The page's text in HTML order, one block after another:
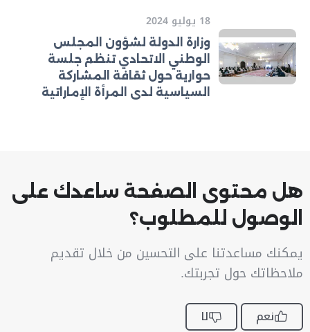
18 يوليو 2024
وزارة الدولة لشؤون المجلس
الوطني الاتحادي تنظم جلسة
حوارية حول ثقافة المشاركة
السياسية لدى المرأة الإماراتية
هل محتوى الصفحة ساعدك على
الوصول للمطلوب؟
يمكنك مساعدتنا على التحسين من خلال تقديم
ملاحظاتك حول تجربتك.
نعم لا